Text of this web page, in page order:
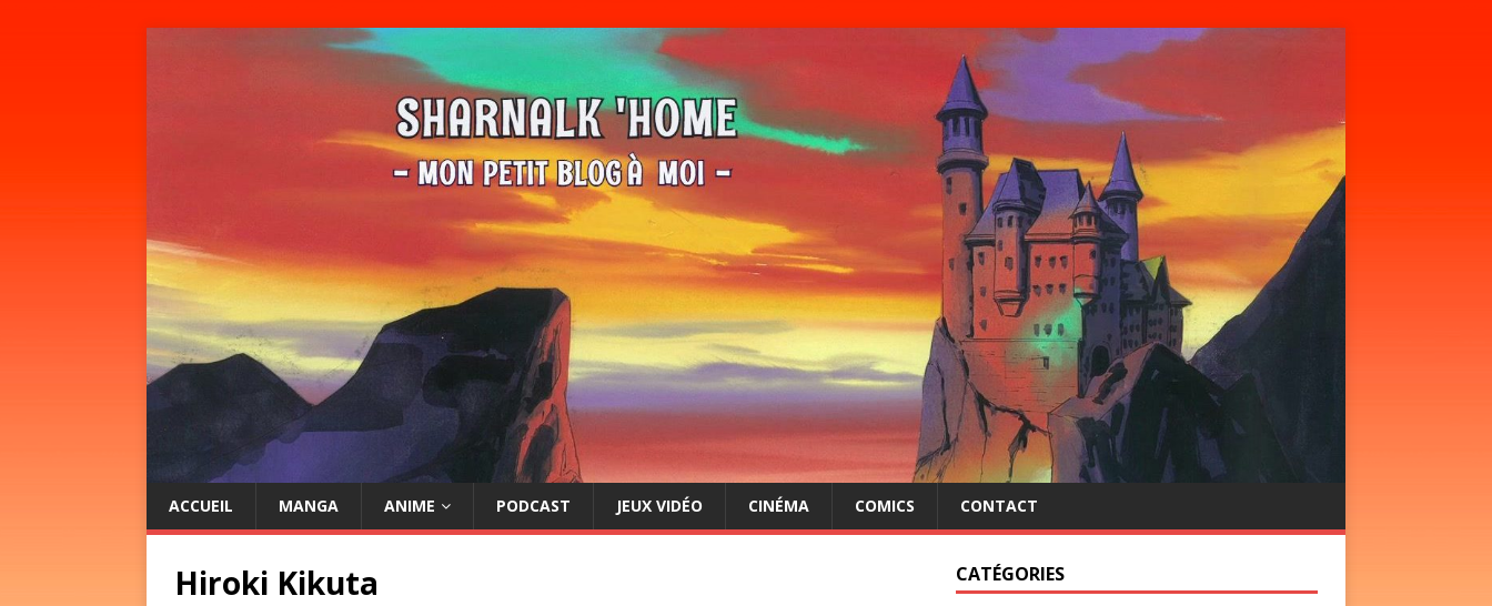
ACCUEIL MANGA ANIME PODCAST JEUX VIDÉO CINÉMA COMICS CONTACT
Hiroki Kikuta CATÉGORIES